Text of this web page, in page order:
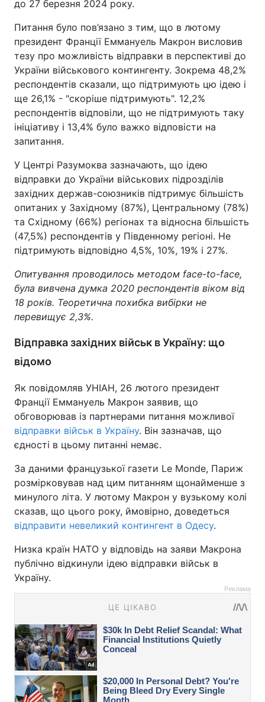
до 27 березня 2024 року.
Питання було пов’язано з тим, що в лютому
президент Франції Еммануель Макрон висловив
тезу про можливість відправки в перспективі до
України військового контингенту. Зокрема 48,2%
респондентів сказали, що підтримують цю ідею і
ще 26,1% - "скоріше підтримують". 12,2%
респондентів відповіли, що не підтримують таку
ініціативу і 13,4% було важко відповісти на
запитання.
У Центрі Разумоква зазначають, що ідею
відправки до України військових підрозділів
західних держав-союзників підтримує більшість
опитаних у Західному (87%), Центральному (78%)
та Східному (66%) регіонах та відносна більшість
(47,5%) респондентів у Південному регіоні. Не
підтримують відповідно 4,5%, 10%, 19% і 27%.
Опитування проводилось методом face-to-face,
була вивчена думка 2020 респондентів віком від
18 років. Теоретична похибка вибірки не
перевищує 2,3%.
Відправка західних військ в Україну: що
відомо
Як повідомляв УНІАН, 26 лютого президент
Франції Еммануель Макрон заявив, що
обговорював із партнерами питання можливої
відправки військ в Україну. Він зазначав, що
єдності в цьому питанні немає.
За даними французької газети Le Monde, Париж
розмірковував над цим питанням щонайменше з
минулого літа. У лютому Макрон у вузькому колі
сказав, що цього року, ймовірно, доведеться
відправити невеликий контингент в Одесу.
Низка країн НАТО у відповідь на заяви Макрона
публічно відкинули ідею відправки військ в
Україну.
Реклама